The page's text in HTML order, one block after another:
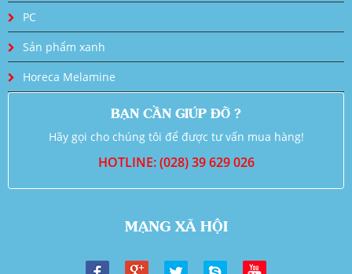
PC
Sản phẩm xanh
Horeca Melamine
BẠN CẦN GIÚP ĐỠ ?
Hãy gọi cho chúng tôi để được tư vấn mua hàng!
HOTLINE: (028) 39 629 026
MẠNG XÃ HỘI